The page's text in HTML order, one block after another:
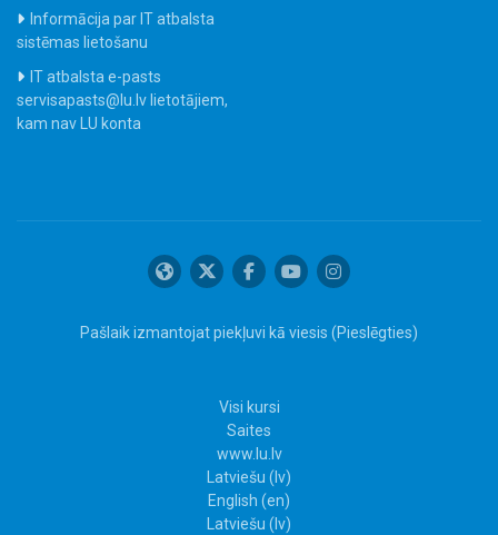
Informācija par IT atbalsta
sistēmas lietošanu
IT atbalsta e-pasts
servisapasts@lu.lv lietotājiem,
kam nav LU konta
Pašlaik izmantojat piekļuvi kā viesis (Pieslēgties)
Visi kursi
Saites
www.lu.lv
Latviešu ‎(lv)‎
English ‎(en)‎
Latviešu ‎(lv)‎